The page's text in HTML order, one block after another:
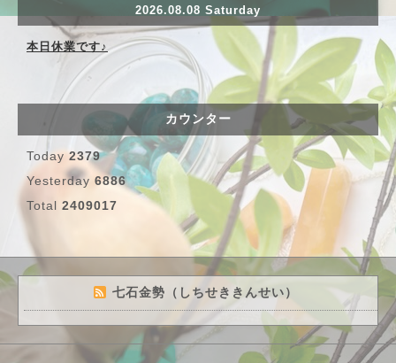
2026.08.08 Saturday
本日休業です♪
カウンター
Today 2379
Yesterday 6886
Total 2409017
七石金勢（しちせききんせい）